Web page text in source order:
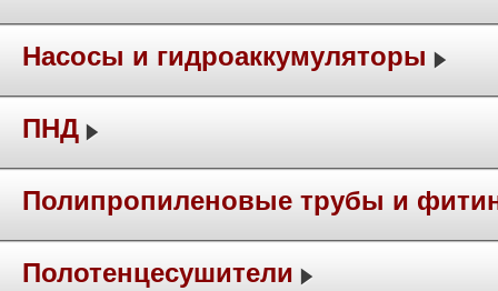
Насосы и гидроаккумуляторы
ПНД
Полипропиленовые трубы и
Полотенцесушители